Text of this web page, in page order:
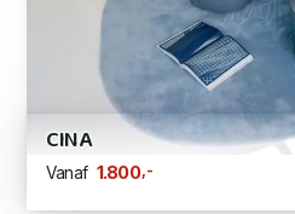
CINA
Vanaf 1.800,-